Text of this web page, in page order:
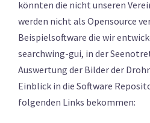
könnten die nicht unseren
werden nicht als Opensource
Beispielsoftware die wir
searchwing-gui, in der
Auswertung der Bilder der
Einblick in die Software
folgenden Links bekommen: